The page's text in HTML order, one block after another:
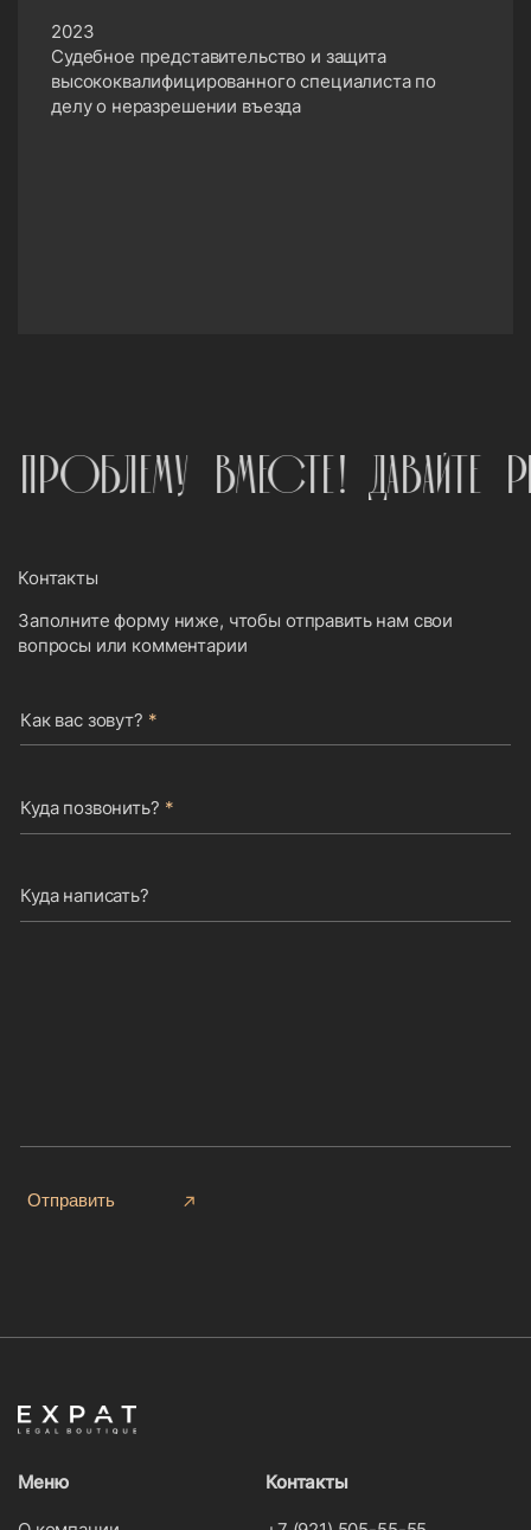
2023
Судебное представительство и защита
высококвалифицированного специалиста по
делу о неразрешении въезда
ПРОБЛЕМУ ВМЕСТЕ! ДАВАЙТЕ
Контакты
Заполните форму ниже, чтобы отправить нам свои
вопросы или комментарии
Как вас зовут? *
Куда позвонить? *
Куда написать?
Отправить
Меню Контакты